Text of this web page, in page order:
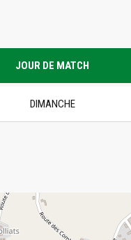
JOUR DE MATCH
DIMANCHE